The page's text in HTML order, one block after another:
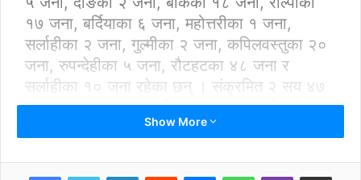
१७ जना, बर्दियाका ६ जना, महोत्तरीका १ जना,
सर्लाहीका २ जना, गुल्मीका २ जना, कपिलवस्तुका २०
जना, रुपन्देहीका ५ जना, रौटहटका ४८ जना र
सर्लाहीका १० जना रहेका छन् । संक्रमित २ सय ४७
जना पुरुष र ३६ जना महीला रहेका छन् । यो संगै
नेपालमा कोरोना संक्रमितको संख्या ५ हजार ३ सय ३५
Show More
LinkedInReddit MessengerWhatsAppViber Share via Email